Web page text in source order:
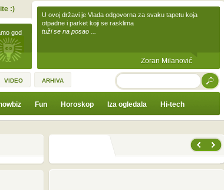
god
:)
U ovoj državi je Vlada odgovorna za svaku tapetu koja
otpadne i parket koji se rasklima
tuži se na posao ...
Zoran Milanović
VIDEO ARHIVA TRAŽI
Fun Horoskop Iza ogledala Hi-tech